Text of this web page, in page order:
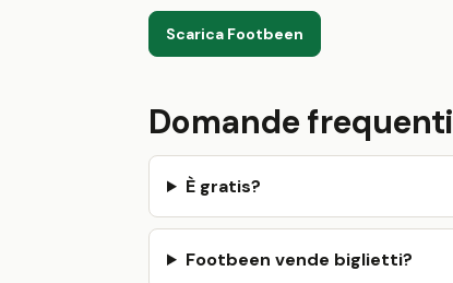
Scarica Footbeen
Domande frequenti
È gratis?
Footbeen vende biglietti?